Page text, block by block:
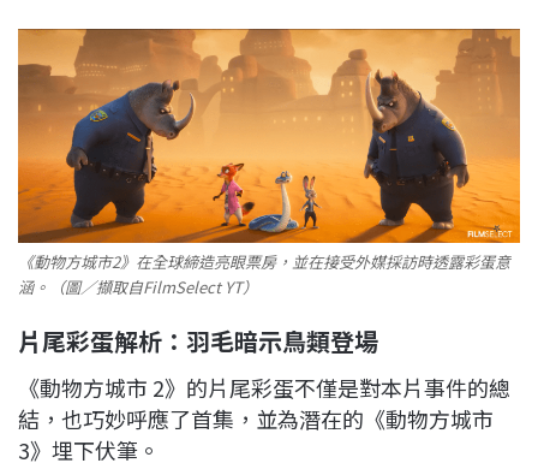
《動物方城市2》在全球締造亮眼票房，並在接受外媒採訪時透露彩蛋意
涵。（圖／擷取自FilmSelect YT）
片尾彩蛋解析：羽毛暗示鳥類登場
《動物方城市 2》的片尾彩蛋不僅是對本片事件的總
結，也巧妙呼應了首集，並為潛在的《動物方城市
3》埋下伏筆。